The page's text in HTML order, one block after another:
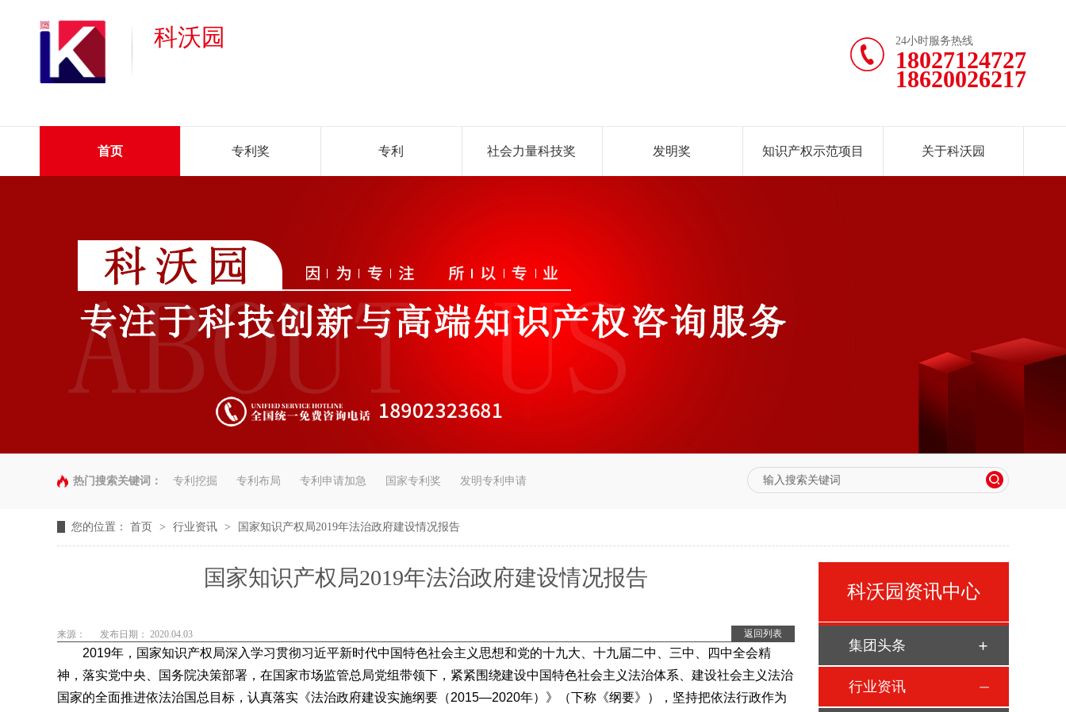
24小时服务热线
18027124727
18620026217
科沃园
首页 专利奖 专利 社会力量科技奖 发明奖 知识产权示范项目 关于科沃园
热门搜索关键词： 专利挖掘 专利布局 专利申请加急 国家专利奖 发明专利申请
您的位置： 首页 > 行业资讯 > 国家知识产权局2019年法治政府建设情况报告
国家知识产权局2019年法治政府建设情况报告
返回列表
来源： 发布日期： 2020.04.03
2019年，国家知识产权局深入学习贯彻习近平新时代中国特色社会主义思想和党的十九大、十九届二中、三中、四中全会精
神，落实党中央、国务院决策部署，在国家市场监管总局党组带领下，紧紧围绕建设中国特色社会主义法治体系、建设社会主义法治
国家的全面推进依法治国总目标，认真落实《法治政府建设实施纲要（2015—2020年）》（下称《纲要》），坚持把依法行政作为
科沃园资讯中心
集团头条
行业资讯